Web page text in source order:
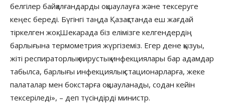
белгілер байқалғандарды оқшаулауға және тексеруге
кеңес береді. Бүгінгі таңда Қазақстанда еш жағдай
тіркелген жоқ. Шекарада біз елімізге келгендердің
барлығына термометрия жүргіземіз. Егер дене қызуы,
жіті респираторлық вирустық инфекциялары бар адамдар
табылса, барлығы инфекциялық стационарларға, жеке
палаталар мен бокстарға оқшауланады, содан кейін
тексеріледі», – деп түсіндірді министр.